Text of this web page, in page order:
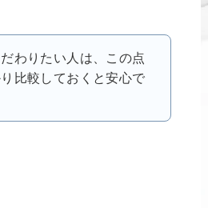
わりたい人は、この点
比較しておくと安心で